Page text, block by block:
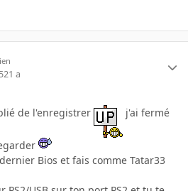
21 a
de l'enregistrer j'ai fermé
Bios et fais comme Tatar33